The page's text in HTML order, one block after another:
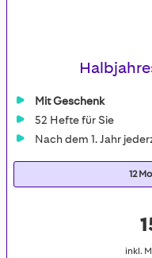
Mit Geschenk
52 Hefte für Sie
Nach dem 1. Jahr
12
inkl.